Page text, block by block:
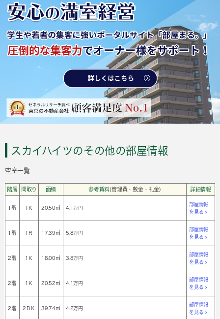
スカイハイツのその他の部屋情報
空室一覧
階層 間取り 面積 参考賃料(管理費・敷金・礼金) 詳細情報
1階 1Ｋ 20.50㎡ 4.1万円
部屋情報
を見る >
1階 1Ｒ 17.39㎡ 5.8万円
部屋情報
を見る >
2階 1Ｋ 18.00㎡ 3.8万円
部屋情報
を見る >
2階 1Ｋ 20.52㎡ 4.1万円
部屋情報
を見る >
2階 2ＤＫ 39.74㎡ 4.2万円
部屋情報
を見る >